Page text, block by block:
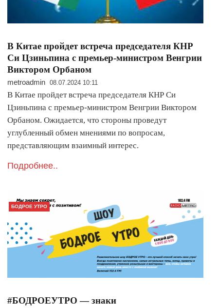
В Китае пройдет встреча председателя КНР
Си Цзиньпина с премьер-министром Венгрии
Виктором Орбаном
metroadmin 08.07.2024 10:11
В Китае пройдет встреча председателя КНР Си
Цзиньпина с премьер-министром Венгрии Виктором
Орбаном. Ожидается, что стороны проведут
углубленный обмен мнениями по вопросам,
представляющим взаимный интерес.
Подробнее..
БОДРОЕ УТРО
#БОДРОЕУТРО — знаки